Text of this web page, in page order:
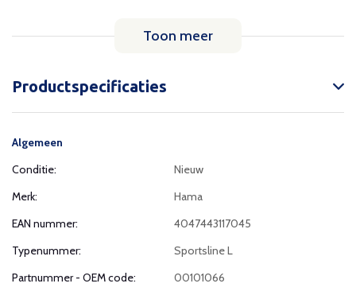
Toon meer
Productspecificaties
Algemeen
Conditie:
Nieuw
Merk:
Hama
EAN nummer:
4047443117045
Typenummer:
Sportsline L
Partnummer - OEM code:
00101066